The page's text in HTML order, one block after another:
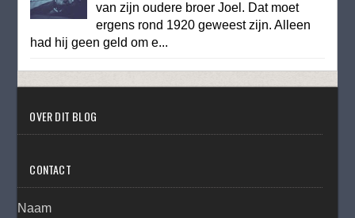
van zijn oudere broer Joel. Dat moet
ergens rond 1920 geweest zijn. Alleen
had hij geen geld om e...
OVER DIT BLOG
CONTACT
Naam